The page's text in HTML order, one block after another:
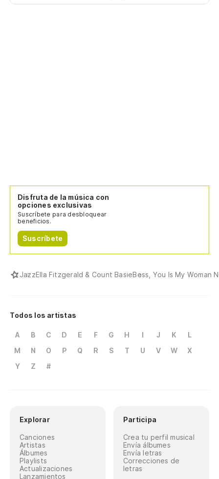
Disfruta de la música con
opciones exclusivas
Suscríbete para desbloquear
beneficios.
Suscríbete
JazzElla Fitzgerald & Count BasieBess, You Is My Woman
Todos los artistas
A B C D E F G H I J K
L
M
N O P Q R S T U V W
X
Y
Z #
Explorar
Canciones
Artistas
Álbumes
Playlists
Actualizaciones
Lanzamientos
Participa
Crea tu perfil musical
Envía álbumes
Envía letras
Correcciones de
letras